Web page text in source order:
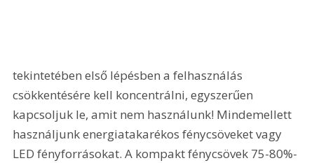
tekintetében első lépésben a felhasználás
csökkentésére kell koncentrálni, egyszerűen
kapcsoljuk le, amit nem használunk! Mindemellett
használjunk energiatakarékos fénycsöveket vagy
LED fényforrásokat. A kompakt fénycsövek 75-80%-